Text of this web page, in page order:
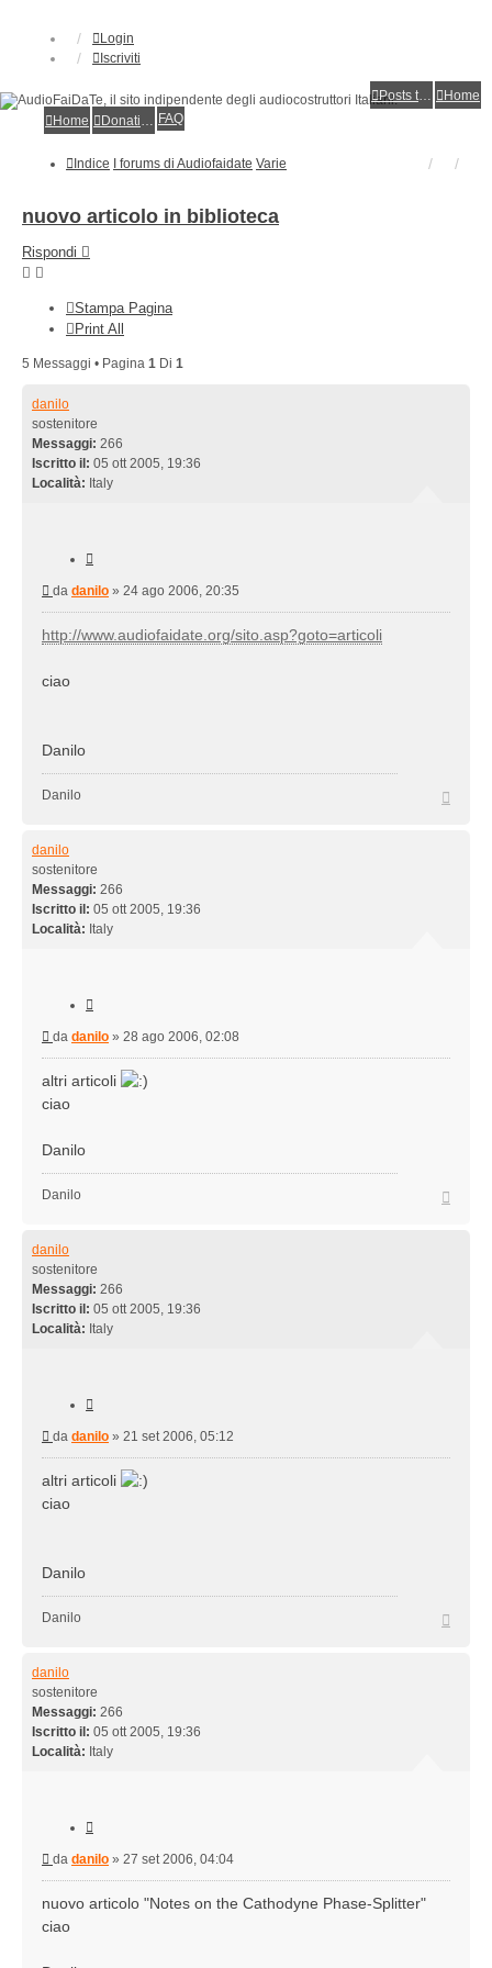
Login
Iscriviti
Posts toplist
Home
Home
Donations FAQ
Indice I forums di Audiofaidate Varie
nuovo articolo in biblioteca
Rispondi
Stampa Pagina
Print All
5 Messaggi • Pagina 1 Di 1
danilo
sostenitore
Messaggi: 266
Iscritto il: 05 ott 2005, 19:36
Località: Italy
Messaggio
da danilo » 24 ago 2006, 20:35
http://www.audiofaidate.org/sito.asp?goto=articoli
ciao
Danilo
Danilo
danilo
sostenitore
Messaggi: 266
Iscritto il: 05 ott 2005, 19:36
Località: Italy
Messaggio
da danilo » 28 ago 2006, 02:08
altri articoli
ciao
Danilo
Danilo
danilo
sostenitore
Messaggi: 266
Iscritto il: 05 ott 2005, 19:36
Località: Italy
Messaggio
da danilo » 21 set 2006, 05:12
altri articoli
ciao
Danilo
Danilo
danilo
sostenitore
Messaggi: 266
Iscritto il: 05 ott 2005, 19:36
Località: Italy
Messaggio
da danilo » 27 set 2006, 04:04
nuovo articolo "Notes on the Cathodyne Phase-Splitter"
ciao